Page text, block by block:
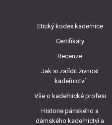
Etický kodex kadeřnice
Certifikáty
Recenze
Jak si zařídit živnost
kadeřnictví
Vše o kadeřnické profesi
Historie pánského a
dámského kadeřnictví a